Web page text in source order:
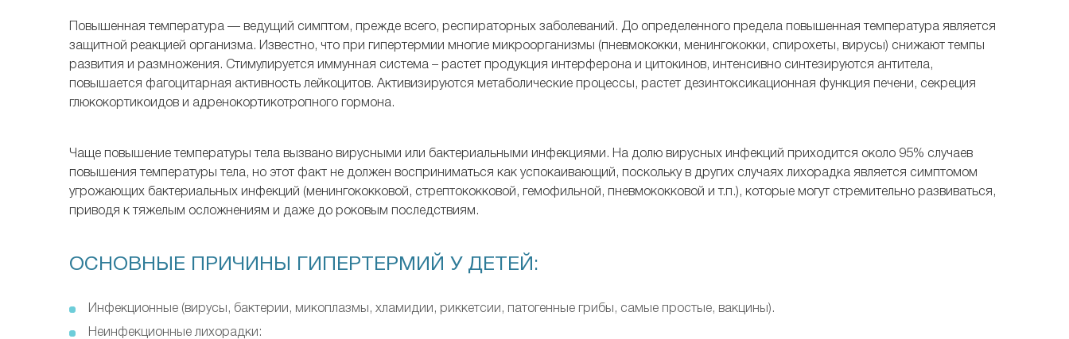
Повышенная температура — ведущий симптом, прежде всего, респираторных заболеваний. До определенного предела повышенная температура является
защитной реакцией организма. Известно, что при гипертермии многие микроорганизмы (пневмококки, менингококки, спирохеты, вирусы) снижают темпы
развития и размножения. Стимулируется иммунная система – растет продукция интерферона и цитокинов, интенсивно синтезируются антитела,
повышается фагоцитарная активность лейкоцитов. Активизируются метаболические процессы, растет дезинтоксикационная функция печени, секреция
глюкокортикоидов и адренокортикотропного гормона.
Чаще повышение температуры тела вызвано вирусными или бактериальными инфекциями. На долю вирусных инфекций приходится около 95% случаев
повышения температуры тела, но этот факт не должен восприниматься как успокаивающий, поскольку в других случаях лихорадка является симптомом
угрожающих бактериальных инфекций (менингококковой, стрептококковой, гемофильной, пневмококковой и т.п.), которые могут стремительно развиваться,
приводя к тяжелым осложнениям и даже до роковым последствиям.
ОСНОВНЫЕ ПРИЧИНЫ ГИПЕРТЕРМИЙ У ДЕТЕЙ:
Инфекционные (вирусы, бактерии, микоплазмы, хламидии, риккетсии, патогенные грибы, самые простые, вакцины).
Неинфекционные лихорадки: